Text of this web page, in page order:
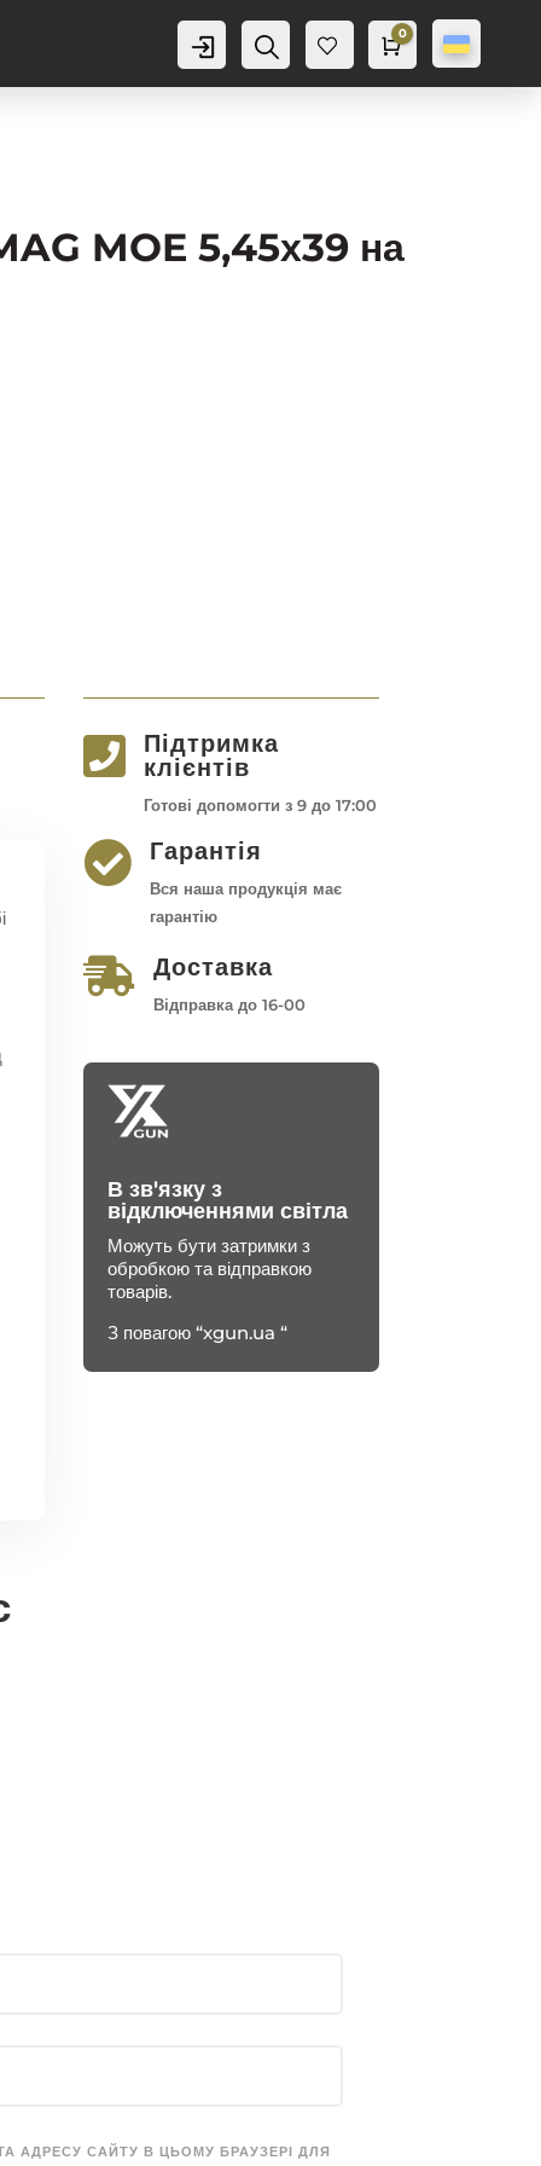
Аккаунт
Пошук
Баж
Cart
0
0,0грн
MOE 5,45х39 на

Підтримка
клієнтів
Готові допомогти з 9 до 17:00
 Гарантія
Вся наша продукція має
гарантію
 Доставка
Відправка до 16-00
В зв'язку з
відключеннями світла
Можуть бути затримки з
обробкою та відправкою
товарів.
З повагою “xgun.ua “
АДРЕСУ САЙТУ В ЦЬОМУ БРАУЗЕРІ ДЛЯ